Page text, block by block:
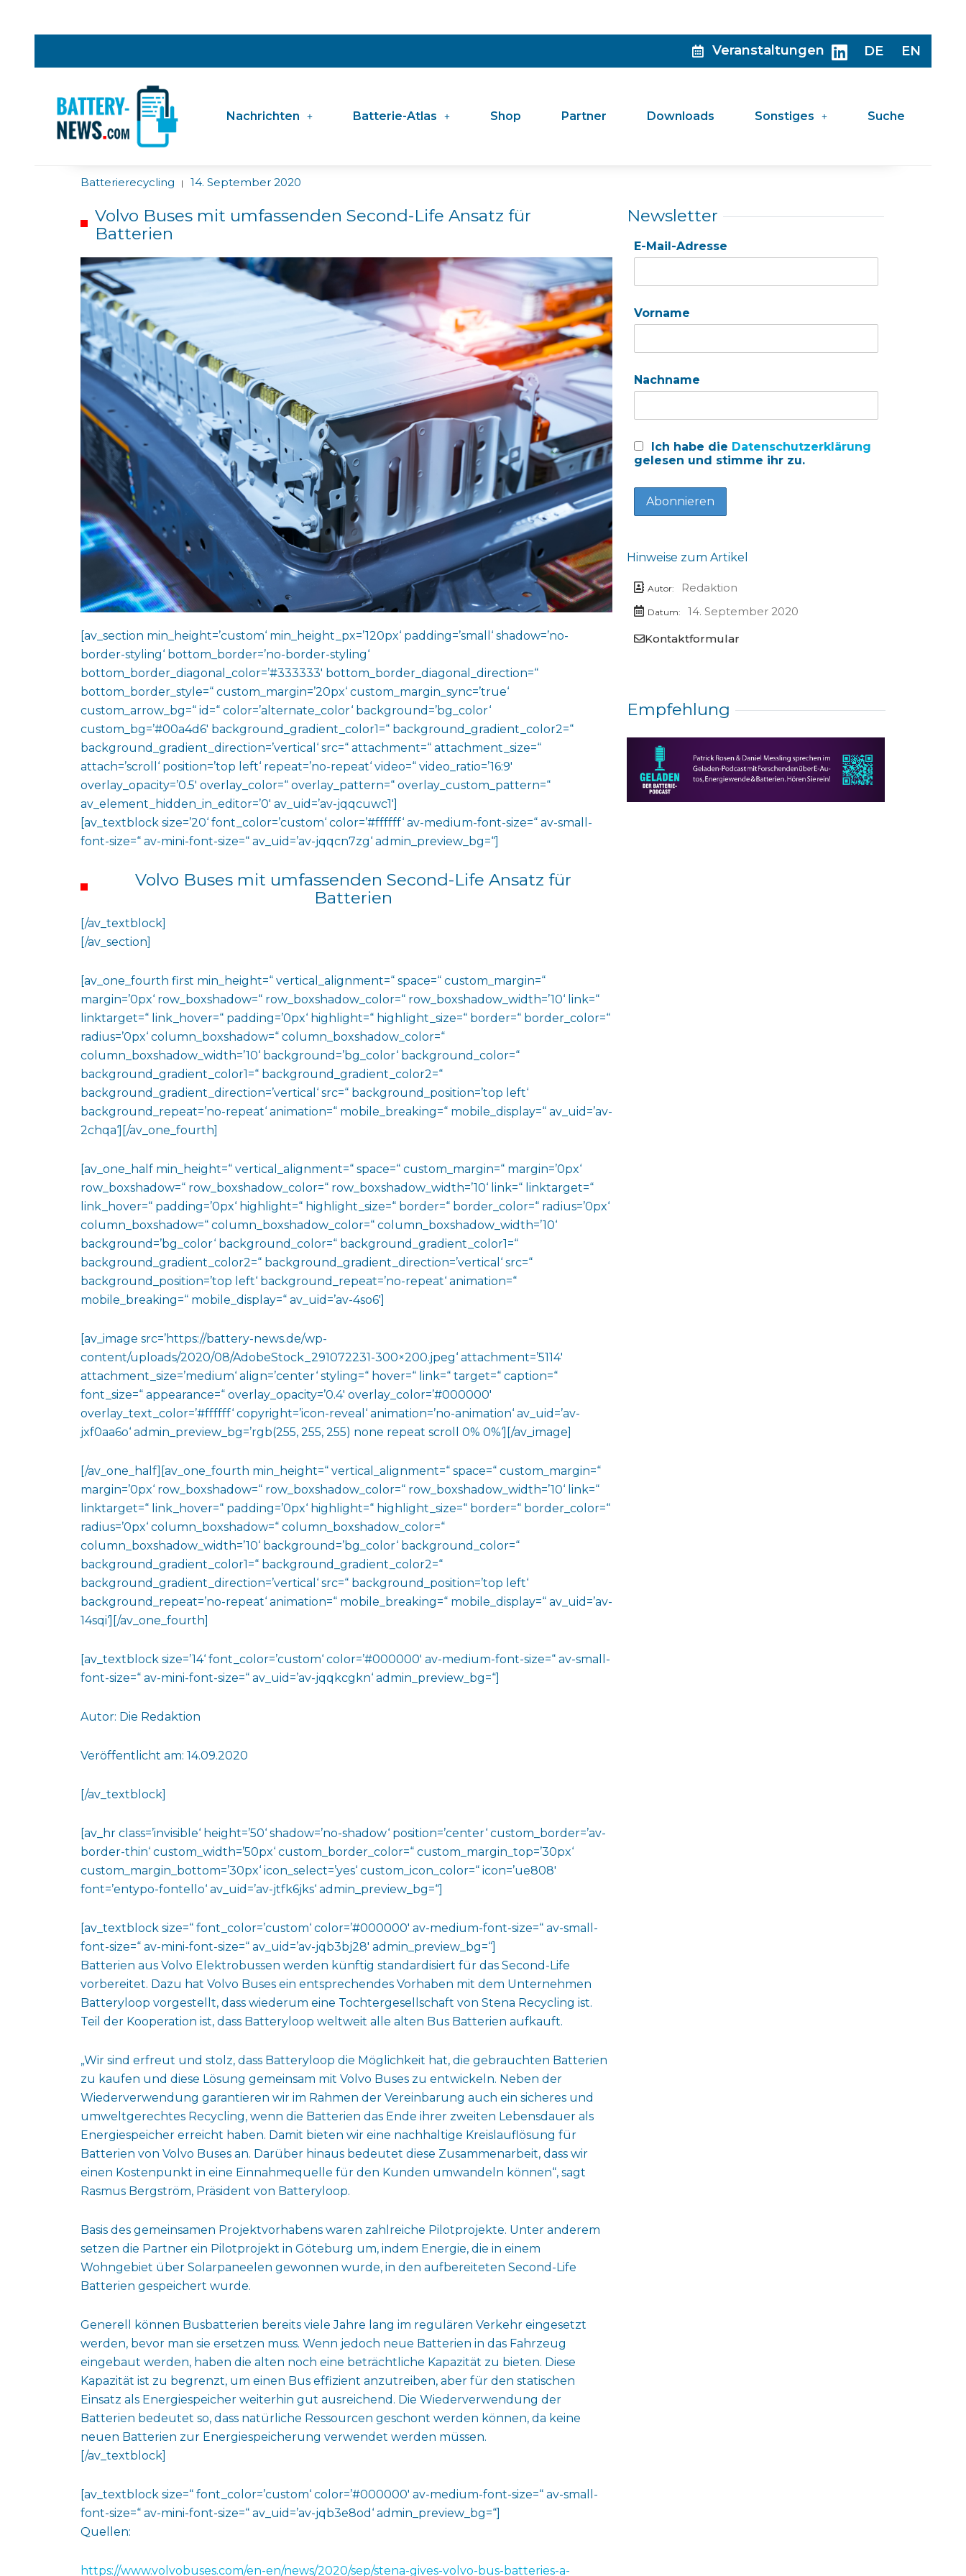
Veranstaltungen DE EN
Nachrichten Batterie-Atlas Shop Partner Downloads Sonstiges Suche
Batterierecycling | 14. September 2020
Volvo Buses mit umfassenden Second-Life Ansatz für
Batterien
[av_section min_height=’custom‘ min_height_px=’120px‘ padding=’small‘ shadow=’no-
border-styling‘ bottom_border=’no-border-styling‘
bottom_border_diagonal_color=’#333333′ bottom_border_diagonal_direction=“
bottom_border_style=“ custom_margin=’20px‘ custom_margin_sync=’true‘
custom_arrow_bg=“ id=“ color=’alternate_color‘ background=’bg_color‘
custom_bg=’#00a4d6′ background_gradient_color1=“ background_gradient_color2=“
background_gradient_direction=’vertical‘ src=“ attachment=“ attachment_size=“
attach=’scroll‘ position=’top left‘ repeat=’no-repeat‘ video=“ video_ratio=’16:9′
overlay_opacity=’0.5′ overlay_color=“ overlay_pattern=“ overlay_custom_pattern=“
av_element_hidden_in_editor=’0′ av_uid=’av-jqqcuwc1′]
[av_textblock size=’20‘ font_color=’custom‘ color=’#ffffff‘ av-medium-font-size=“ av-small-
font-size=“ av-mini-font-size=“ av_uid=’av-jqqcn7zg‘ admin_preview_bg=“]
Volvo Buses mit umfassenden Second-Life Ansatz für
Batterien
[/av_textblock]
[/av_section]
[av_one_fourth first min_height=“ vertical_alignment=“ space=“ custom_margin=“
margin=’0px‘ row_boxshadow=“ row_boxshadow_color=“ row_boxshadow_width=’10‘ link=“
linktarget=“ link_hover=“ padding=’0px‘ highlight=“ highlight_size=“ border=“ border_color=“
radius=’0px‘ column_boxshadow=“ column_boxshadow_color=“
column_boxshadow_width=’10‘ background=’bg_color‘ background_color=“
background_gradient_color1=“ background_gradient_color2=“
background_gradient_direction=’vertical‘ src=“ background_position=’top left‘
background_repeat=’no-repeat‘ animation=“ mobile_breaking=“ mobile_display=“ av_uid=’av-
2chqa‘][/av_one_fourth]
[av_one_half min_height=“ vertical_alignment=“ space=“ custom_margin=“ margin=’0px‘
row_boxshadow=“ row_boxshadow_color=“ row_boxshadow_width=’10‘ link=“ linktarget=“
link_hover=“ padding=’0px‘ highlight=“ highlight_size=“ border=“ border_color=“ radius=’0px‘
column_boxshadow=“ column_boxshadow_color=“ column_boxshadow_width=’10‘
background=’bg_color‘ background_color=“ background_gradient_color1=“
background_gradient_color2=“ background_gradient_direction=’vertical‘ src=“
background_position=’top left‘ background_repeat=’no-repeat‘ animation=“
mobile_breaking=“ mobile_display=“ av_uid=’av-4so6′]
[av_image src=’https://battery-news.de/wp-
content/uploads/2020/08/AdobeStock_291072231-300×200.jpeg‘ attachment=’5114′
attachment_size=’medium‘ align=’center‘ styling=“ hover=“ link=“ target=“ caption=“
font_size=“ appearance=“ overlay_opacity=’0.4′ overlay_color=’#000000′
overlay_text_color=’#ffffff‘ copyright=’icon-reveal‘ animation=’no-animation‘ av_uid=’av-
jxf0aa6o‘ admin_preview_bg=’rgb(255, 255, 255) none repeat scroll 0% 0%‘][/av_image]
[/av_one_half][av_one_fourth min_height=“ vertical_alignment=“ space=“ custom_margin=“
margin=’0px‘ row_boxshadow=“ row_boxshadow_color=“ row_boxshadow_width=’10‘ link=“
linktarget=“ link_hover=“ padding=’0px‘ highlight=“ highlight_size=“ border=“ border_color=“
radius=’0px‘ column_boxshadow=“ column_boxshadow_color=“
column_boxshadow_width=’10‘ background=’bg_color‘ background_color=“
background_gradient_color1=“ background_gradient_color2=“
background_gradient_direction=’vertical‘ src=“ background_position=’top left‘
background_repeat=’no-repeat‘ animation=“ mobile_breaking=“ mobile_display=“ av_uid=’av-
14sqi‘][/av_one_fourth]
[av_textblock size=’14‘ font_color=’custom‘ color=’#000000′ av-medium-font-size=“ av-small-
font-size=“ av-mini-font-size=“ av_uid=’av-jqqkcgkn‘ admin_preview_bg=“]
Autor: Die Redaktion
Veröffentlicht am: 14.09.2020
[/av_textblock]
[av_hr class=’invisible‘ height=’50‘ shadow=’no-shadow‘ position=’center‘ custom_border=’av-
border-thin‘ custom_width=’50px‘ custom_border_color=“ custom_margin_top=’30px‘
custom_margin_bottom=’30px‘ icon_select=’yes‘ custom_icon_color=“ icon=’ue808′
font=’entypo-fontello‘ av_uid=’av-jtfk6jks‘ admin_preview_bg=“]
[av_textblock size=“ font_color=’custom‘ color=’#000000′ av-medium-font-size=“ av-small-
font-size=“ av-mini-font-size=“ av_uid=’av-jqb3bj28′ admin_preview_bg=“]
Batterien aus Volvo Elektrobussen werden künftig standardisiert für das Second-Life
vorbereitet. Dazu hat Volvo Buses ein entsprechendes Vorhaben mit dem Unternehmen
Batteryloop vorgestellt, dass wiederum eine Tochtergesellschaft von Stena Recycling ist.
Teil der Kooperation ist, dass Batteryloop weltweit alle alten Bus Batterien aufkauft.
„Wir sind erfreut und stolz, dass Batteryloop die Möglichkeit hat, die gebrauchten Batterien
zu kaufen und diese Lösung gemeinsam mit Volvo Buses zu entwickeln. Neben der
Wiederverwendung garantieren wir im Rahmen der Vereinbarung auch ein sicheres und
umweltgerechtes Recycling, wenn die Batterien das Ende ihrer zweiten Lebensdauer als
Energiespeicher erreicht haben. Damit bieten wir eine nachhaltige Kreislauflösung für
Batterien von Volvo Buses an. Darüber hinaus bedeutet diese Zusammenarbeit, dass wir
einen Kostenpunkt in eine Einnahmequelle für den Kunden umwandeln können“, sagt
Rasmus Bergström, Präsident von Batteryloop.
Basis des gemeinsamen Projektvorhabens waren zahlreiche Pilotprojekte. Unter anderem
setzen die Partner ein Pilotprojekt in Göteburg um, indem Energie, die in einem
Wohngebiet über Solarpaneelen gewonnen wurde, in den aufbereiteten Second-Life
Batterien gespeichert wurde.
Generell können Busbatterien bereits viele Jahre lang im regulären Verkehr eingesetzt
werden, bevor man sie ersetzen muss. Wenn jedoch neue Batterien in das Fahrzeug
eingebaut werden, haben die alten noch eine beträchtliche Kapazität zu bieten. Diese
Kapazität ist zu begrenzt, um einen Bus effizient anzutreiben, aber für den statischen
Einsatz als Energiespeicher weiterhin gut ausreichend. Die Wiederverwendung der
Batterien bedeutet so, dass natürliche Ressourcen geschont werden können, da keine
neuen Batterien zur Energiespeicherung verwendet werden müssen.
[/av_textblock]
[av_textblock size=“ font_color=’custom‘ color=’#000000′ av-medium-font-size=“ av-small-
font-size=“ av-mini-font-size=“ av_uid=’av-jqb3e8od‘ admin_preview_bg=“]
Quellen:
https://www.volvobuses.com/en-en/news/2020/sep/stena-gives-volvo-bus-batteries-a-
Newsletter
E-Mail-Adresse
Vorname
Nachname
Ich habe die Datenschutzerklärung
gelesen und stimme ihr zu.
Hinweise zum Artikel
Autor: Redaktion
Datum:
14. September 2020
Kontaktformular
Empfehlung